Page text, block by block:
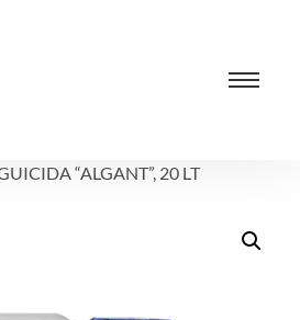
“ALGANT”, 20 LT